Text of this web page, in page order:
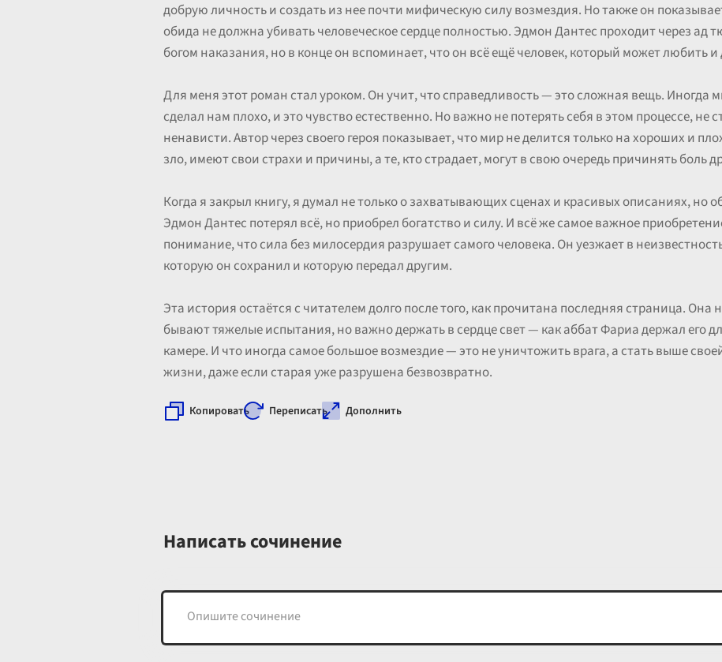
добрую личность и создать из нее почти мифическую силу возмездия. Но также он
обида не должна убивать человеческое сердце полностью. Эдмон Дантес проходит через ад
богом наказания, но в конце он вспоминает, что он всё ещё человек, который может любить
Для меня этот роман стал уроком. Он учит, что справедливость — это сложная вещь. Иногда
сделал нам плохо, и это чувство естественно. Но важно не потерять себя в этом процессе, не
ненависти. Автор через своего героя показывает, что мир не делится только на хороших и
зло, имеют свои страхи и причины, а те, кто страдает, могут в свою очередь причинять боль
Когда я закрыл книгу, я думал не только о захватывающих сценах и красивых описаниях, но
Эдмон Дантес потерял всё, но приобрел богатство и силу. И всё же самое важное
понимание, что сила без милосердия разрушает самого человека. Он уезжает в
которую он сохранил и которую передал другим.
Эта история остаётся с читателем долго после того, как прочитана последняя страница.
бывают тяжелые испытания, но важно держать в сердце свет — как аббат Фариа держал его
камере. И что иногда самое большое возмездие — это не уничтожить врага, а стать выше
жизни, даже если старая уже разрушена безвозвратно.
Копировать Переписать Дополнить
Написать сочинение